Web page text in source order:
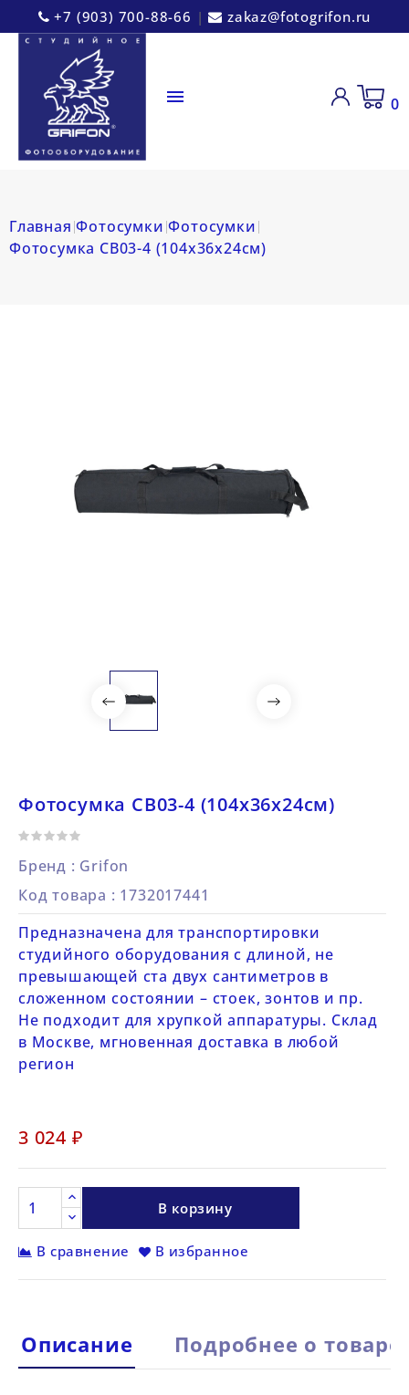
+7 (903) 700-88-66 | zakaz@fotogrifon.ru
 0
Главная Фотосумки Фотосумки
Фотосумка СВ03-4 (104х36х24см)
Фотосумка СВ03-4 (104х36х24см)
Бренд : Grifon
Код товара : 1732017441
Предназначена для транспортировки
студийного оборудования с длиной, не
превышающей ста двух сантиметров в
сложенном состоянии – стоек, зонтов и пр.
Не подходит для хрупкой аппаратуры. Склад
в Москве, мгновенная доставка в любой
регион
3 024 ₽
В корзину
В сравнение В избранное
Описание Подробнее о товаре